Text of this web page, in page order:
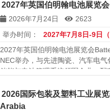
2027年英国伯明翰电池展览
2026年7月24日
2623
举办时间：
2027年7月8日-9日（
2027年英国伯明翰电池展览会
NEC举办，与先进陶瓷、汽车电气
储能与电池管理系统领军企业，
2026国际包装及塑料工业展
Arabia